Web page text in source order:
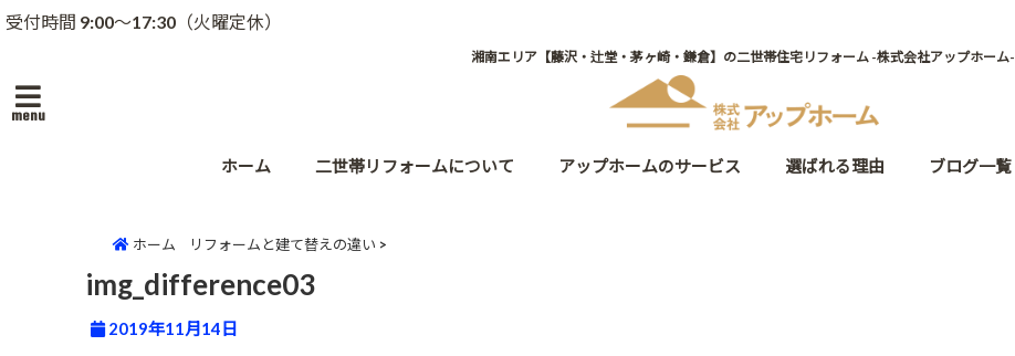
受付時間 9:00～17:30（火曜定休）
湘南エリア【藤沢・辻堂・茅ヶ崎・鎌倉】の二世帯住宅リフォーム -株式会社アップホーム-
menu
ホーム 二世帯リフォームについて アップホームのサービス 選ばれる理由 ブログ一覧
ホーム リフォームと建て替えの違い >
img_difference03
2019年11月14日